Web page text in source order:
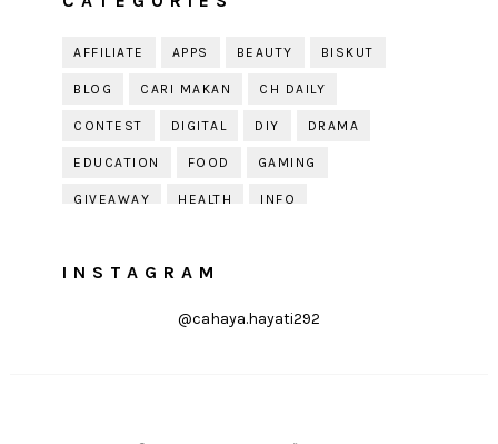
AFFILIATE APPS BEAUTY BISKUT
BLOG CARI MAKAN CH DAILY
CONTEST DIGITAL DIY DRAMA
EDUCATION FOOD GAMING
GIVEAWAY HEALTH INFO
KISAH KEHIDUPAN
LELAKI
INSTAGRAM
@cahaya.hayati292